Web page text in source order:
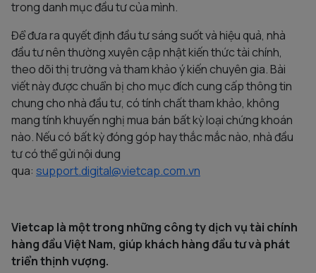
trong danh mục đầu tư của mình.
Để đưa ra quyết định đầu tư sáng suốt và hiệu quả, nhà
đầu tư nên thường xuyên cập nhật kiến thức tài chính,
theo dõi thị trường và tham khảo ý kiến chuyên gia. Bài
viết này được chuẩn bị cho mục đích cung cấp thông tin
chung cho nhà đầu tư, có tính chất tham khảo, không
mang tính khuyến nghị mua bán bất kỳ loại chứng khoán
nào. Nếu có bất kỳ đóng góp hay thắc mắc nào, nhà đầu
tư có thể gửi nội dung
qua: support.digital@vietcap.com.vn
Vietcap là một trong những công ty dịch vụ tài chính
hàng đầu Việt Nam, giúp khách hàng đầu tư và phát
triển thịnh vượng.